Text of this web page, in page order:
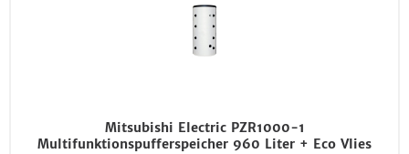
Mitsubishi Electric PZR1000-1
Multifunktionspufferspeicher 960 Liter + Eco Vlies